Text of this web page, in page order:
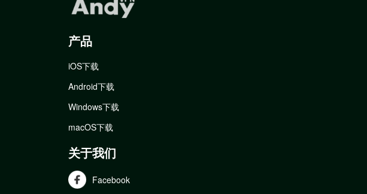
产品
iOS下载
Android下载
Windows下载
macOS下载
关于我们
Facebook